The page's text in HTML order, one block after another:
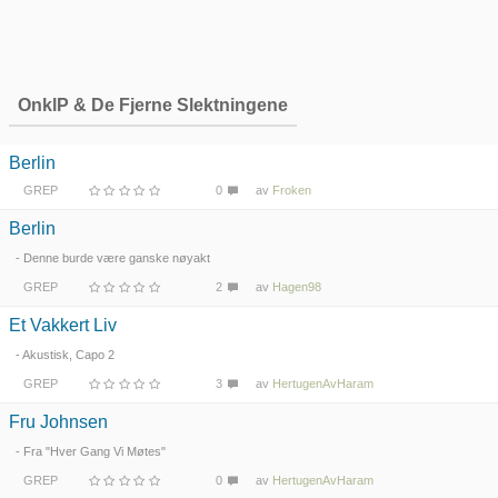
OnklP & De Fjerne Slektningene
Berlin
GREP 0 av Froken
Berlin
- Denne burde være ganske nøyakt
GREP 2 av Hagen98
Et Vakkert Liv
- Akustisk, Capo 2
GREP 3 av HertugenAvHaram
Fru Johnsen
- Fra "Hver Gang Vi Møtes"
GREP 0 av HertugenAvHaram